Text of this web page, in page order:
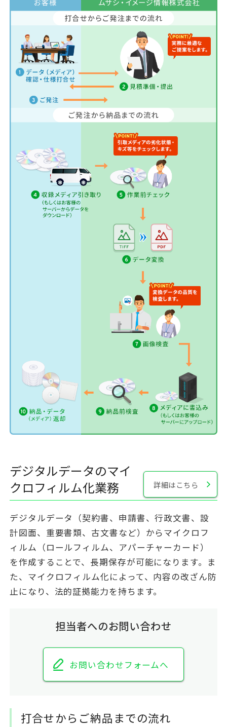
デジタルデータのマイ
クロフィルム化業務
詳細はこちら
デジタルデータ（契約書、申請書、行政文書、設
計図面、重要書類、古文書など）からマイクロフ
ィルム（ロールフィルム、アパーチャーカード）
を作成することで、長期保存が可能になります。ま
た、マイクロフィルム化によって、内容の改ざん防
止になり、法的証拠能力を持ちます。
担当者へのお問い合わせ
お問い合わせフォームへ
打合せからご納品までの流れ